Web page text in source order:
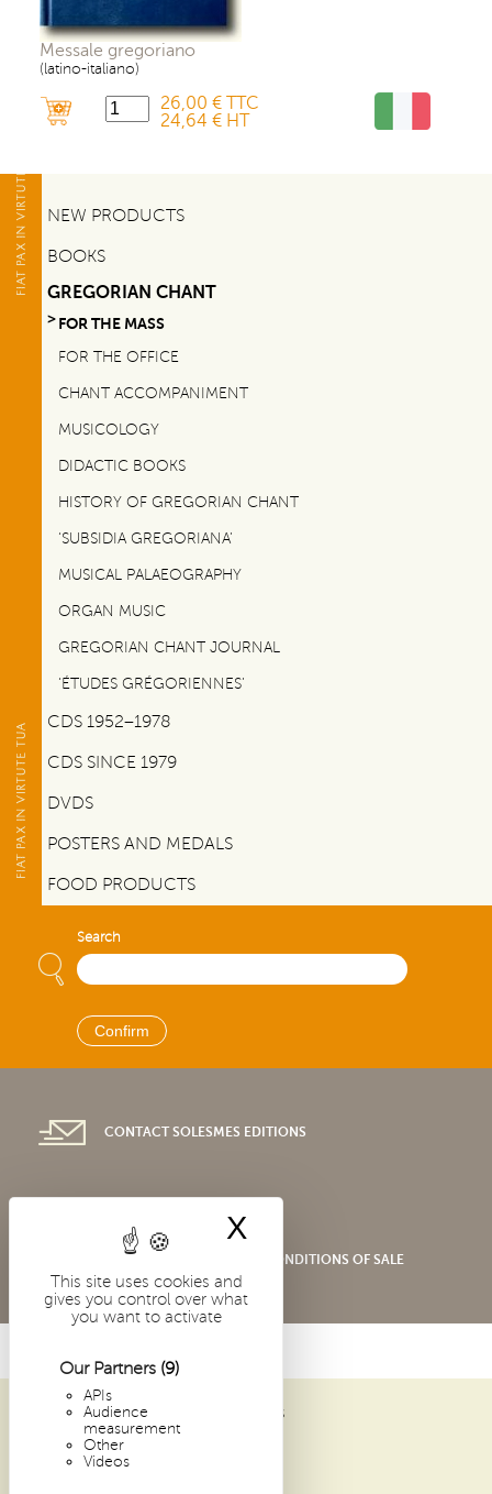
This site uses cookies and
gives you control over what
you want to activate
Our Partners (9)
APIs
Audience
measurement
Other
Videos
X
Messale gregoriano
(latino-italiano)
26,00 € TTC
24,64 € HT
NEW PRODUCTS
BOOKS
GREGORIAN CHANT
FOR THE MASS
FOR THE OFFICE
CHANT ACCOMPANIMENT
MUSICOLOGY
DIDACTIC BOOKS
HISTORY OF GREGORIAN CHANT
‘SUBSIDIA GREGORIANA’
MUSICAL PALAEOGRAPHY
ORGAN MUSIC
GREGORIAN CHANT JOURNAL
‘ÉTUDES GRÉGORIENNES’
CDS 1952–1978
CDS SINCE 1979
DVDS
POSTERS AND MEDALS
FOOD PRODUCTS
Search
CONTACT SOLESMES EDITIONS
SHOP GENERAL TERMS AND CONDITIONS OF SALE
ABBAYE SAINT-PIERRE DE SOLESMES
1 PLACE DOM GUÉRANGER
72 300 SOLESMES